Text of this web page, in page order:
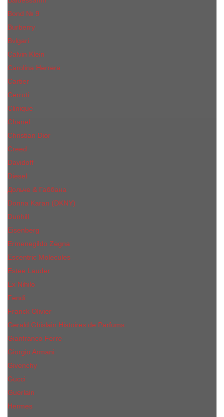
Bond № 9
Burberry
Bvlgari
Calvin Klein
Carolina Herrera
Cartier
Cerruti
Сliniquе
Chanel
Christian Dior
Creed
Davidoff
Diesel
Дольче & Габбана
Donna Karan (DKNY)
Dunhill
Eisenberg
Ermenegildo Zegna
Escentric Molecules
Еsteе Lаudеr
Ex Nihilo
Fendi
Franck Olivier
Gerald Ghislain Histoires de Parfums
Gianfranco Ferre
Giorgio Armani
Givenchy
Gucci
Guerlain
Hermes